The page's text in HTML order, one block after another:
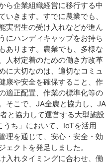
ら企業組織経営に移行する中
きます。すでに農業でも、
実習生の受け入れなどが進ん
にハンディキャップをお持ち
あります。農業でも、多様な
人材定着のための働き方改革
に大切なのは、適切なコミュ
康や安全を確保すること、作
適正配置、作業の標準化等の
そこで、JA全農と協力し、JA
と協力して運営する大型施設
ち」において、IoTを活用
理を通じて、安心・安全・効
クトを発足しました。
入れタイミングに合わせ、働